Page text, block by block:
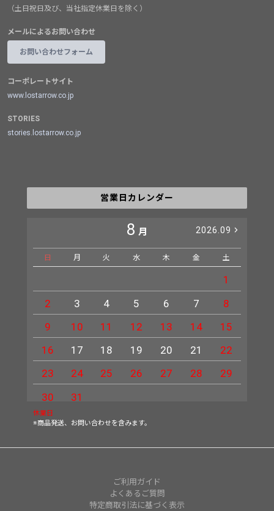
（土日祝日及び、当社指定休業日を除く）
メールによるお問い合わせ
お問い合わせフォーム
コーポレートサイト
www.lostarrow.co.jp
STORIES
stories.lostarrow.co.jp
営業日カレンダー
8 月 2026.09
日 月 火 水 木 金 土
1
2
3 4 5 6 7
8
9
10 11 12 13 14
15
16
17 18 19 20 21
22
23
24 25 26 27 28
29
30
31
休業日
※商品発送、お問い合わせを含みます。
ご利用ガイド
よくあるご質問
特定商取引法に基づく表示